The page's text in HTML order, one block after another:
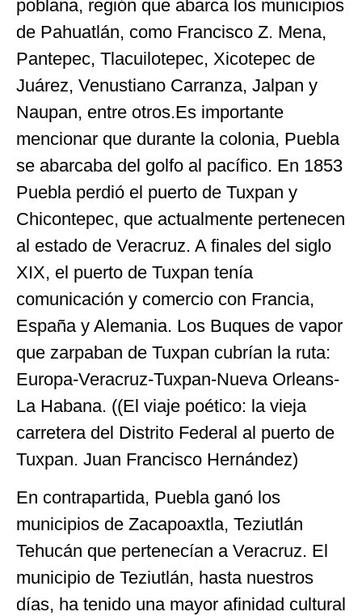
poblana, región que abarca los municipios
de Pahuatlán, como Francisco Z. Mena,
Pantepec, Tlacuilotepec, Xicotepec de
Juárez, Venustiano Carranza, Jalpan y
Naupan, entre otros.Es importante
mencionar que durante la colonia, Puebla
se abarcaba del golfo al pacífico. En 1853
Puebla perdió el puerto de Tuxpan y
Chicontepec, que actualmente pertenecen
al estado de Veracruz. A finales del siglo
XIX, el puerto de Tuxpan tenía
comunicación y comercio con Francia,
España y Alemania. Los Buques de vapor
que zarpaban de Tuxpan cubrían la ruta:
Europa-Veracruz-Tuxpan-Nueva Orleans-
La Habana. ((El viaje poético: la vieja
carretera del Distrito Federal al puerto de
Tuxpan. Juan Francisco Hernández)
En contrapartida, Puebla ganó los
municipios de Zacapoaxtla, Teziutlán
Tehucán que pertenecían a Veracruz. El
municipio de Teziutlán, hasta nuestros
días, ha tenido una mayor afinidad cultural